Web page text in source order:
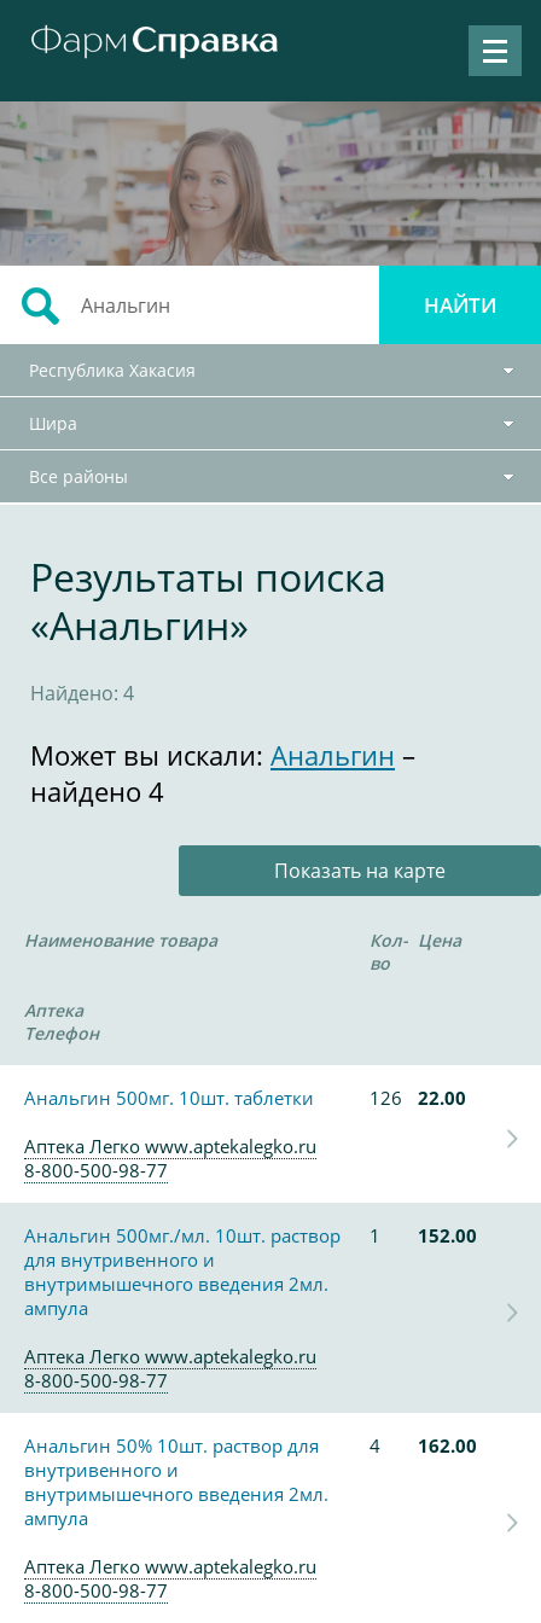
Республика Хакасия
Шира
Все районы
Результаты поиска
«Анальгин»
Найдено: 4
Может вы искали: Анальгин –
найдено 4
Показать на карте
Наименование товара
Кол-
во
Цена
Аптека
Телефон
Анальгин 500мг. 10шт. таблетки 126
22.00
Аптека Легко www.aptekalegko.ru
8-800-500-98-77
Анальгин 500мг./мл. 10шт. раствор
для внутривенного и
внутримышечного введения 2мл.
ампула
1 152.00
Аптека Легко www.aptekalegko.ru
8-800-500-98-77
Анальгин 50% 10шт. раствор для
внутривенного и
внутримышечного введения 2мл.
ампула
4 162.00
Аптека Легко www.aptekalegko.ru
8-800-500-98-77